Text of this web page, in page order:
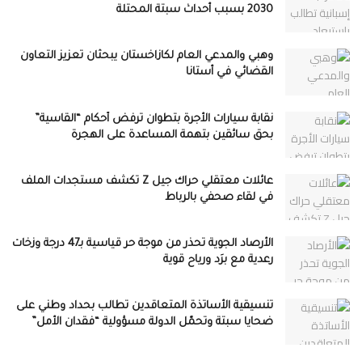
2030 بسبب أحداث سبتة المحتلة
وهبي والمدعي العام لكازاخستان يبحثان تعزيز التعاون
القضائي في أستانا
نقابة سيارات الأجرة بتطوان ترفض أحكام “القاسية”
بحق سائقين بتهمة المساعدة على الهجرة
عائلات معتقلي حراك جيل Z تكشف مستجدات الملف
في لقاء صحفي بالرباط
الأرصاد الجوية تحذر من موجة حر قياسية بـ47 درجة وزخات
رعدية مع برَد ورياح قوية
تنسيقية الأساتذة المتعاقدين تطالب بحداد وطني على
ضحايا سبتة وتحمّل الدولة مسؤولية “فقدان الأمل”